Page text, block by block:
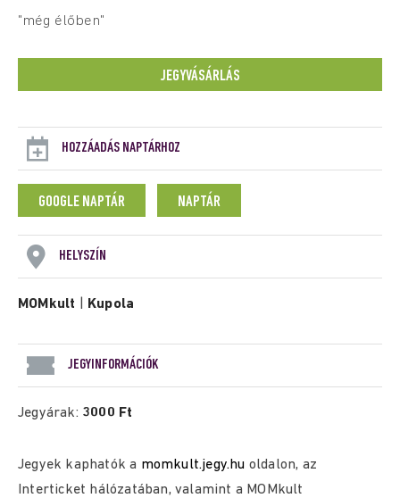
"még élőben"
JEGYVÁSÁRLÁS
HOZZÁADÁS NAPTÁRHOZ
GOOGLE NAPTÁR NAPTÁR
HELYSZÍN
MOMkult Kupola
JEGYINFORMÁCIÓK
Jegyárak: 3000 Ft
Jegyek kaphatók a momkult.jegy.hu oldalon, az
Interticket hálózatában, valamint a MOMkult